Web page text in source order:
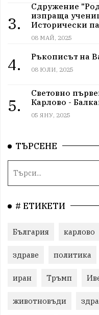
3.
Сдружение
изпраща
Исторически
08 МАЙ, 2025
4. Ръкописът на
08 ЮЛИ, 2025
5.
Световно
Карлово -
05 ЯНУ, 2025
ТЪРСЕНЕ
# ЕТИКЕТИ
България карлово
здраве политика
иран Тръмп
животновъди